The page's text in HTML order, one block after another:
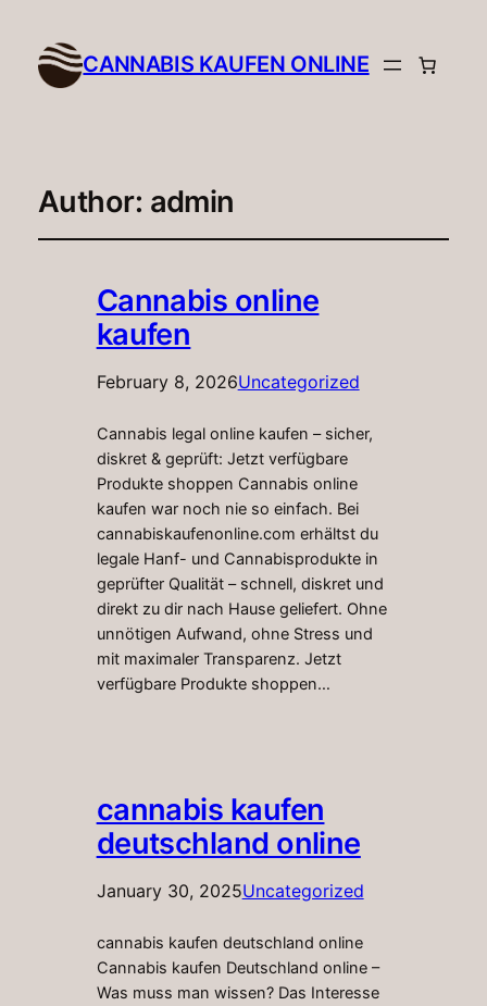
CANNABIS KAUFEN ONLINE​
Author: admin
Cannabis online
kaufen
February 8, 2026Uncategorized
Cannabis legal online kaufen – sicher,
diskret & geprüft: Jetzt verfügbare
Produkte shoppen Cannabis online
kaufen war noch nie so einfach. Bei
cannabiskaufenonline.com erhältst du
legale Hanf- und Cannabisprodukte in
geprüfter Qualität – schnell, diskret und
direkt zu dir nach Hause geliefert. Ohne
unnötigen Aufwand, ohne Stress und
mit maximaler Transparenz. Jetzt
verfügbare Produkte shoppen…
cannabis kaufen
deutschland online
January 30, 2025Uncategorized
cannabis kaufen deutschland online
Cannabis kaufen Deutschland online –
Was muss man wissen? Das Interesse